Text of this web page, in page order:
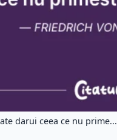
darui ceea ce nu prime...